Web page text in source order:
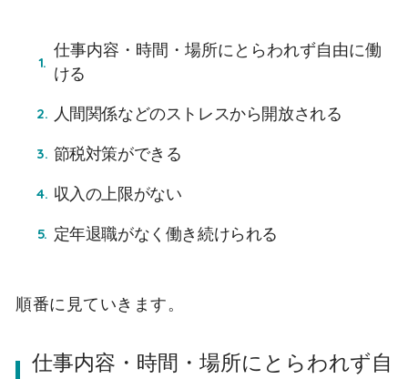
仕事内容・時間・場所にとらわれず自由に働
ける
人間関係などのストレスから開放される
節税対策ができる
収入の上限がない
定年退職がなく働き続けられる
順番に見ていきます。
仕事内容・時間・場所にとらわれず自